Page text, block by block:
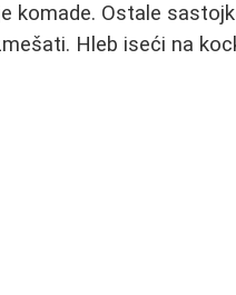
komade. Ostale
Hleb iseći na